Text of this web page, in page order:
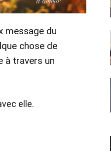
message du
chose de
à travers un
elle.